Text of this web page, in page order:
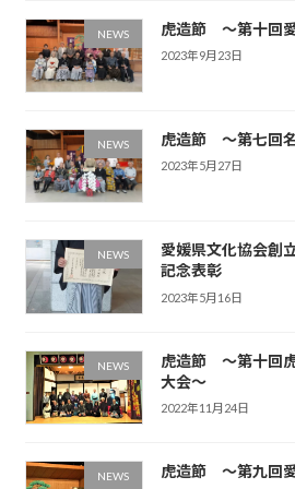
NEWS 虎造節 ～第十回
2023年9月23日
NEWS 虎造節 ～第七回
2023年5月27日
NEWS
愛媛県文化協会創
記念表彰
2023年5月16日
NEWS
虎造節 ～第十回
大会～
2022年11月24日
NEWS 虎造節 ～第九回